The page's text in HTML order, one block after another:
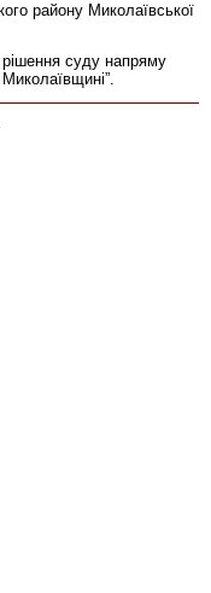
району Миколаївської
рішення суду напряму